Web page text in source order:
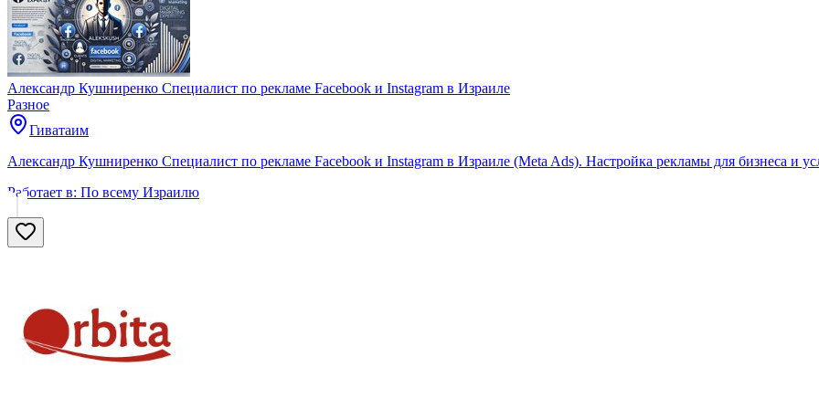
Александр Кушниренко Специалист по рекламе Facebook и Instagram в Израиле
Разное
Гиватаим
Александр Кушниренко Специалист по рекламе Facebook и Instagram в Израиле (Meta Ads). Настройка рекламы для бизнеса и
Работает в: По всему Израилю